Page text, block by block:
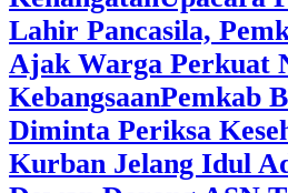
Lahir Pancasila,
Ajak Warga Perkuat
KebangsaanPemkab
Diminta Periksa
Kurban Jelang Idul